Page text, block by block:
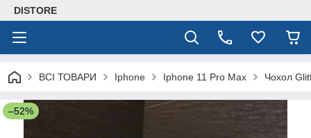
DISTORE
ВСІ ТОВАРИ Iphone Iphone 11 Pro Max Чохол
–52%